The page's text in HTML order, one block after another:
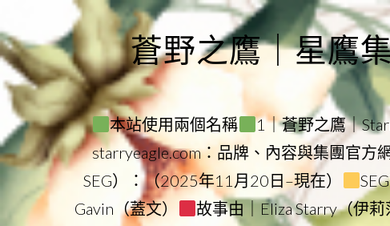
to
content
蒼野之鷹｜星鷹
本站使用兩個名稱 1｜蒼野之鷹｜
starryeagle.com：品牌、內容與集團官方
SEG）：（2025年11月20日–現在）
Gavin（蓋文）
故事由｜Eliza Starry（伊